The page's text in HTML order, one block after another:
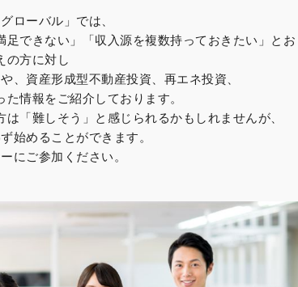
ローバル」では、
足できない」「収入源を複数持っておきたい」とお
の方に対し
、資産形成型不動産投資、再エネ投資、
情報をご紹介しております。
「難しそう」と感じられるかもしれませんが、
始めることができます。
にご参加ください。